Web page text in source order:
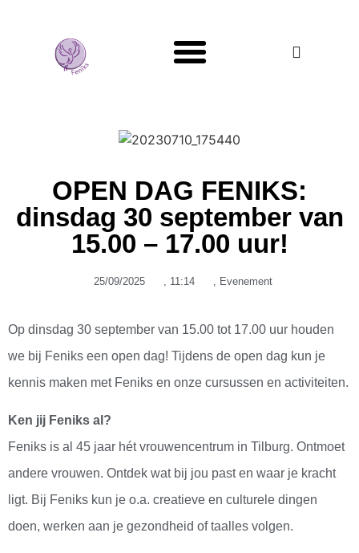
OPEN DAG FENIKS:
dinsdag 30 september van
15.00 – 17.00 uur!
25/09/2025 11:14 Evenement
Op dinsdag 30 september van 15.00 tot 17.00 uur houden
we bij Feniks een open dag! Tijdens de open dag kun je
kennis maken met Feniks en onze cursussen en activiteiten.
Ken jij Feniks al?
Feniks is al 45 jaar hét vrouwencentrum in Tilburg. Ontmoet
andere vrouwen. Ontdek wat bij jou past en waar je kracht
ligt. Bij Feniks kun je o.a. creatieve en culturele dingen
doen, werken aan je gezondheid of taalles volgen.